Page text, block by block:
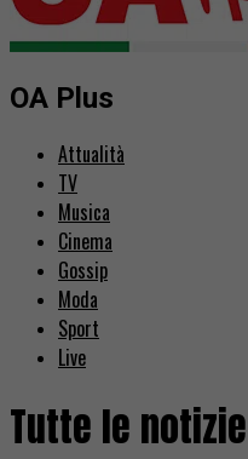
OA Plus
Attualità
TV
Musica
Cinema
Gossip
Moda
Sport
Live
Tutte le